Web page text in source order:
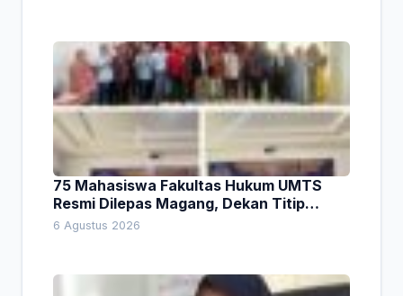
75 Mahasiswa Fakultas Hukum UMTS
Resmi Dilepas Magang, Dekan Titip
Empat Pesan Penting
6 Agustus 2026